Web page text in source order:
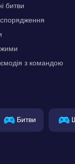
битви
з командою
Битви